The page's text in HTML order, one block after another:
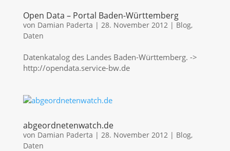
Open Data – Portal Baden-Württemberg
von Damian Paderta | 28. November 2012| Blog,
Daten
Datenkatalog des Landes Baden-Württemberg. ->
http://opendata.service-bw.de
abgeordnetenwatch.de
von Damian Paderta | 28. November 2012| Blog,
Daten